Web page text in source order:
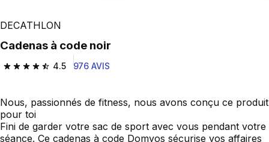
DECATHLON
Cadenas à code noir
4.5
4.5 out of 5 stars from 976 reviews
976 AVIS
Nous, passionnés de fitness, nous avons conçu ce produit
pour toi
Fini de garder votre sac de sport avec vous pendant votre
séance. Ce cadenas à code Domyos sécurise vos affaires